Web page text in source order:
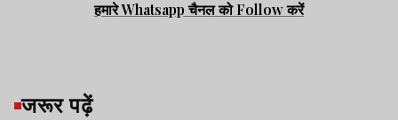
हमारे Whatsapp चैनल को Follow करें
जरूर पढ़ें